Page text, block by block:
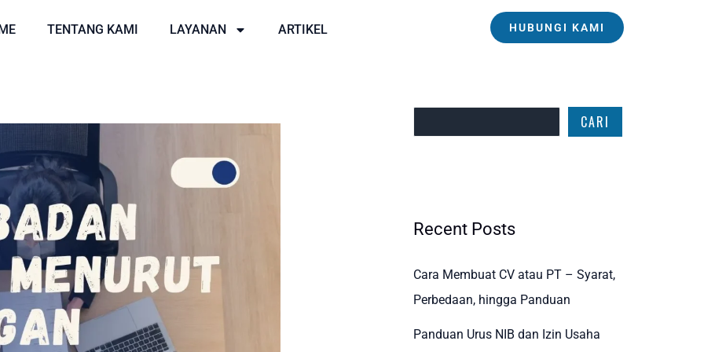
TENTANG KAMI LAYANAN ARTIKEL HUBUNGI KAMI
CARI
Recent Posts
Cara Membuat CV atau PT – Syarat,
Perbedaan, hingga Panduan
Panduan Urus NIB dan Izin Usaha